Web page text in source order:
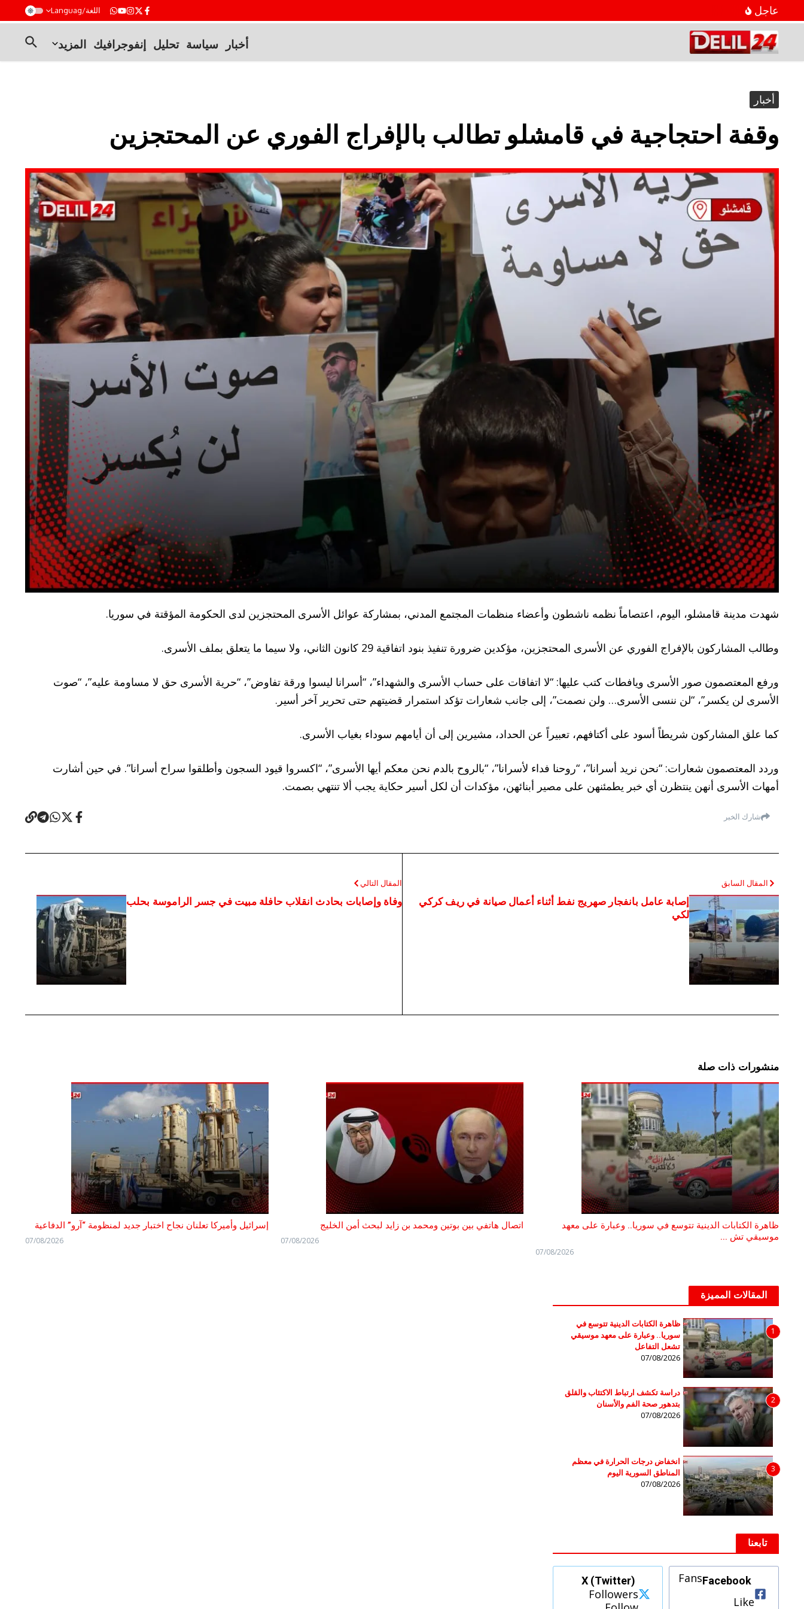
عاجل اللغة/Languag
أخبار سياسة تحليل إنفوجرافيك المزيد
أخبار
وقفة احتجاجية في قامشلو تطالب بالإفراج الفوري عن المحتجزين
شهدت مدينة قامشلو، اليوم، اعتصاماً نظمه ناشطون وأعضاء منظمات المجتمع المدني، بمشاركة عوائل الأسرى المحتجزين لدى الحكومة المؤقتة في سوريا.
وطالب المشاركون بالإفراج الفوري عن الأسرى المحتجزين، مؤكدين ضرورة تنفيذ بنود اتفاقية 29 كانون الثاني، ولا سيما ما يتعلق بملف الأسرى.
ورفع المعتصمون صور الأسرى ويافطات كتب عليها: “لا اتفاقات على حساب الأسرى والشهداء”، “أسرانا ليسوا ورقة تفاوض”، “حرية الأسرى حق لا مساومة عليه”، “صوت
الأسرى لن يكسر”، “لن ننسى الأسرى… ولن نصمت”، إلى جانب شعارات تؤكد استمرار قضيتهم حتى تحرير آخر أسير.
كما علق المشاركون شريطاً أسود على أكتافهم، تعبيراً عن الحداد، مشيرين إلى أن أيامهم سوداء بغياب الأسرى.
وردد المعتصمون شعارات: “نحن نريد أسرانا”، “روحنا فداء لأسرانا”، “بالروح بالدم نحن معكم أيها الأسرى”، “اكسروا قيود السجون وأطلقوا سراح أسرانا”. في حين أشارت
أمهات الأسرى أنهن ينتظرن أي خبر يطمئنهن على مصير أبنائهن، مؤكدات أن لكل أسير حكاية يجب ألا تنتهي بصمت.
شارك الخبر
المقال السابق
إصابة عامل بانفجار صهريج نفط أثناء أعمال صيانة في ريف كركي
لكي
المقال التالي
وفاة وإصابات بحادث انقلاب حافلة مبيت في جسر الراموسة بحلب
منشورات ذات صلة
ظاهرة الكتابات الدينية تتوسع في سوريا.. وعبارة على معهد
موسيقي تش ...
07/08/2026
اتصال هاتفي بين بوتين ومحمد بن زايد لبحث أمن الخليج
07/08/2026
إسرائيل وأميركا تعلنان نجاح اختبار جديد لمنظومة “آرو” الدفاعية
07/08/2026
المقالات المميزة
1
ظاهرة الكتابات الدينية تتوسع في
سوريا.. وعبارة على معهد موسيقي
تشعل التفاعل
07/08/2026
2
دراسة تكشف ارتباط الاكتئاب والقلق
بتدهور صحة الفم والأسنان
07/08/2026
3
انخفاض درجات الحرارة في معظم
المناطق السورية اليوم
07/08/2026
تابعنا
Facebook
Fans
Like
X (Twitter)
Followers